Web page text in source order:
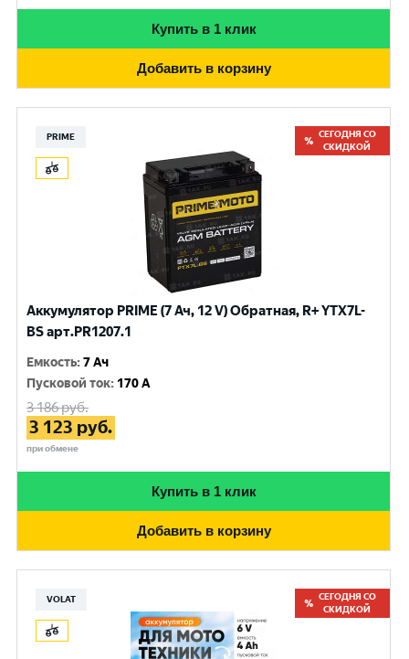
Купить в 1 клик
Добавить в корзину
PRIME
СЕГОДНЯ СО
СКИДКОЙ
Аккумулятор PRIME (7 Ач, 12 V) Обратная, R+ YTX7L-
BS арт.PR1207.1
Емкость:7 Ач
Пусковой ток: 170 A
3 186руб.
3 123 руб.
при обмене
Купить в 1 клик
Добавить в корзину
VOLAT
СЕГОДНЯ СО
СКИДКОЙ